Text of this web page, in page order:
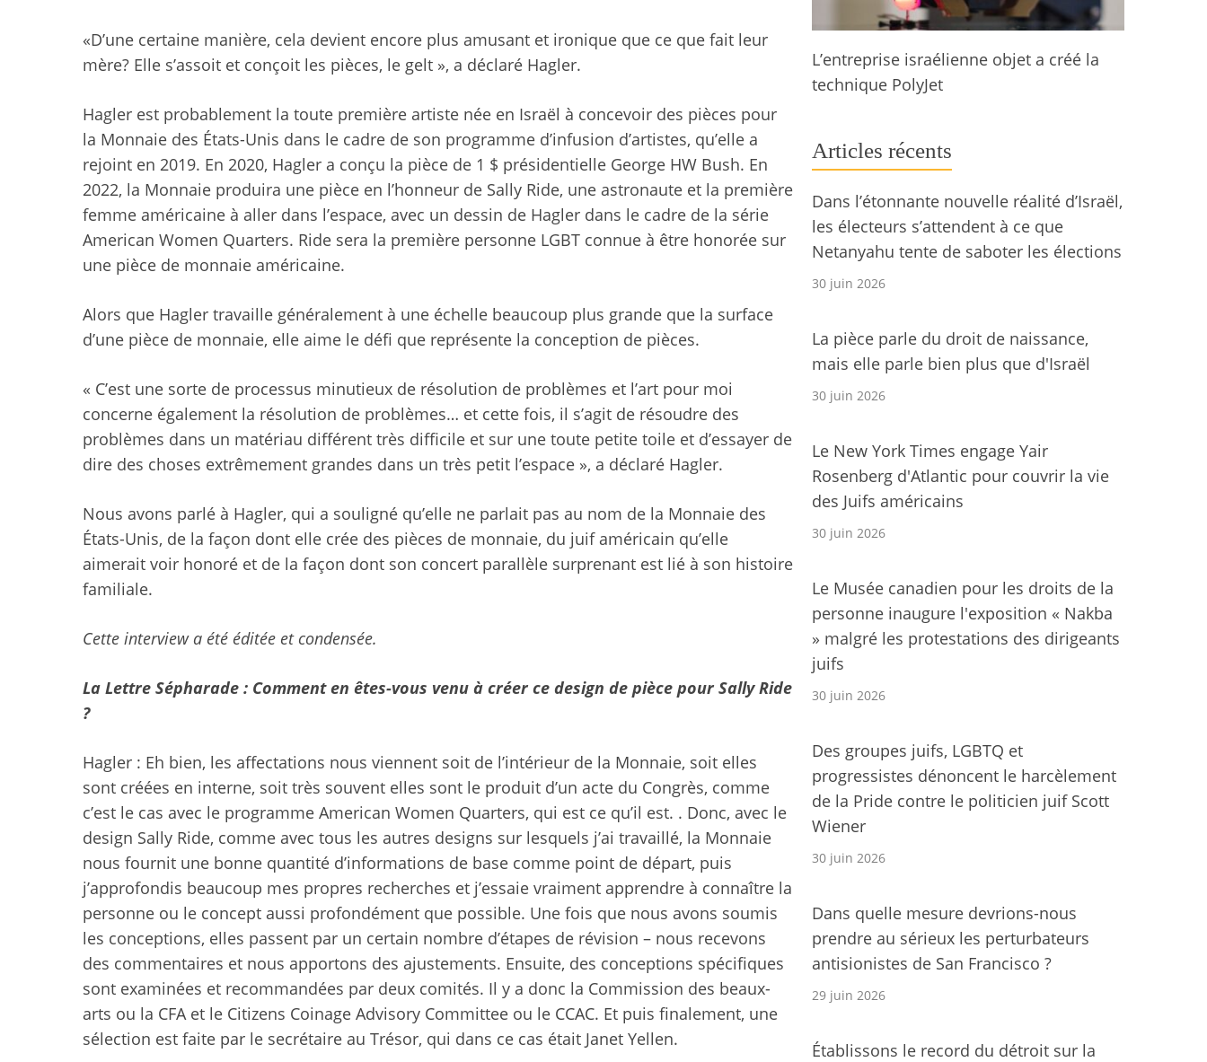
«D’une certaine manière, cela devient encore plus amusant et ironique que ce que fait leur
mère? Elle s’assoit et conçoit les pièces, le gelt », a déclaré Hagler.
Hagler est probablement la toute première artiste née en Israël à concevoir des pièces pour
la Monnaie des États-Unis dans le cadre de son programme d’infusion d’artistes, qu’elle a
rejoint en 2019. En 2020, Hagler a conçu la pièce de 1 $ présidentielle George HW Bush. En
2022, la Monnaie produira une pièce en l’honneur de Sally Ride, une astronaute et la première
femme américaine à aller dans l’espace, avec un dessin de Hagler dans le cadre de la série
American Women Quarters. Ride sera la première personne LGBT connue à être honorée sur
une pièce de monnaie américaine.
Alors que Hagler travaille généralement à une échelle beaucoup plus grande que la surface
d’une pièce de monnaie, elle aime le défi que représente la conception de pièces.
« C’est une sorte de processus minutieux de résolution de problèmes et l’art pour moi
concerne également la résolution de problèmes… et cette fois, il s’agit de résoudre des
problèmes dans un matériau différent très difficile et sur une toute petite toile et d’essayer de
dire des choses extrêmement grandes dans un très petit l’espace », a déclaré Hagler.
Nous avons parlé à Hagler, qui a souligné qu’elle ne parlait pas au nom de la Monnaie des
États-Unis, de la façon dont elle crée des pièces de monnaie, du juif américain qu’elle
aimerait voir honoré et de la façon dont son concert parallèle surprenant est lié à son histoire
familiale.
Cette interview a été éditée et condensée.
La Lettre Sépharade : Comment en êtes-vous venu à créer ce design de pièce pour Sally Ride
?
Hagler : Eh bien, les affectations nous viennent soit de l’intérieur de la Monnaie, soit elles
sont créées en interne, soit très souvent elles sont le produit d’un acte du Congrès, comme
c’est le cas avec le programme American Women Quarters, qui est ce qu’il est. . Donc, avec le
design Sally Ride, comme avec tous les autres designs sur lesquels j’ai travaillé, la Monnaie
nous fournit une bonne quantité d’informations de base comme point de départ, puis
j’approfondis beaucoup mes propres recherches et j’essaie vraiment apprendre à connaître la
personne ou le concept aussi profondément que possible. Une fois que nous avons soumis
les conceptions, elles passent par un certain nombre d’étapes de révision – nous recevons
des commentaires et nous apportons des ajustements. Ensuite, des conceptions spécifiques
sont examinées et recommandées par deux comités. Il y a donc la Commission des beaux-
arts ou la CFA et le Citizens Coinage Advisory Committee ou le CCAC. Et puis finalement, une
sélection est faite par le secrétaire au Trésor, qui dans ce cas était Janet Yellen.
L’entreprise israélienne objet a créé la
technique PolyJet
Articles récents
Dans l’étonnante nouvelle réalité d’Israël,
les électeurs s’attendent à ce que
Netanyahu tente de saboter les élections
30 juin 2026
La pièce parle du droit de naissance,
mais elle parle bien plus que d'Israël
30 juin 2026
Le New York Times engage Yair
Rosenberg d'Atlantic pour couvrir la vie
des Juifs américains
30 juin 2026
Le Musée canadien pour les droits de la
personne inaugure l'exposition « Nakba
» malgré les protestations des dirigeants
juifs
30 juin 2026
Des groupes juifs, LGBTQ et
progressistes dénoncent le harcèlement
de la Pride contre le politicien juif Scott
Wiener
30 juin 2026
Dans quelle mesure devrions-nous
prendre au sérieux les perturbateurs
antisionistes de San Francisco ?
29 juin 2026
Établissons le record du détroit sur la